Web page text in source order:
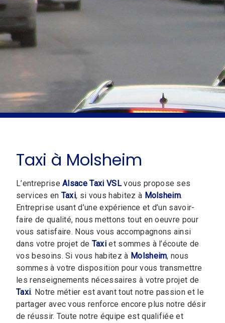
Taxi à Molsheim
L’entrepriseAlsace Taxi VSLvous propose ses
services en Taxi, si vous habitez à Molsheim.
Entreprise usant d’une expérience et d’un savoir-
faire de qualité, nous mettons tout en oeuvre pour
vous satisfaire. Nous vous accompagnons ainsi
dans votre projet de Taxi et sommes à l’écoute de
vos besoins. Si vous habitez à Molsheim, nous
sommes à votre disposition pour vous transmettre
les renseignements nécessaires à votre projet de
Taxi. Notre métier est avant tout notre passion et le
partager avec vous renforce encore plus notre désir
de réussir. Toute notre équipe est qualifiée et